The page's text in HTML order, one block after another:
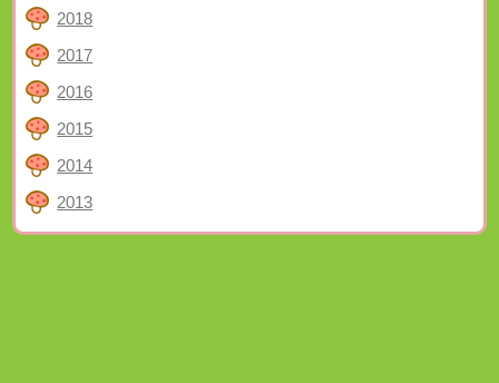
2018
2017
2016
2015
2014
2013